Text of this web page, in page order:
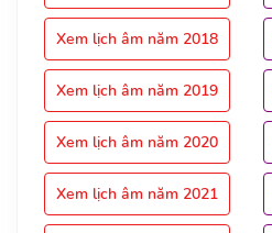
Xem lịch âm năm 2018
Xem lịch âm năm 2019
Xem lịch âm năm 2020
Xem lịch âm năm 2021